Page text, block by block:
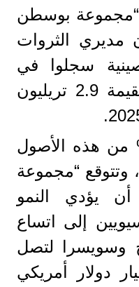
“مجموعة بوسطن
مديري الثروات
سجلوا في
دفاترهم أصولاً دولية بقيمة 2.9 تريليون
إلى أن 60% من هذه الأصول
وتتوقع “مجموعة
أن يؤدي النمو
إلى اتساع
وسويسرا لتصل
يقارب 600 مليار دولار أمريكي